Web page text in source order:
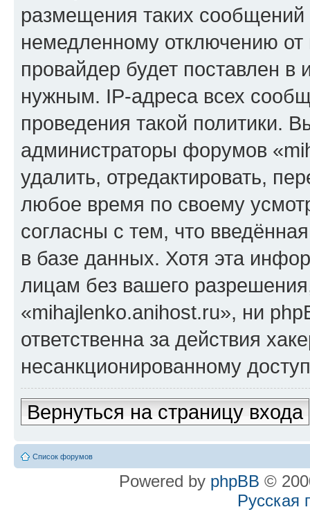
размещения таких
немедленному отключению
провайдер будет поставлен в
нужным. IP-адреса всех
проведения такой политики.
администраторы форумов
удалить, отредактировать,
любое время по своему
согласны с тем, что
в базе данных. Хотя эта
лицам без вашего
«mihajlenko.anihost.ru», ни
ответственна за действия
несанкционированному
Вернуться на страницу входа
Список форумов
Powered by phpBB ©
Русская